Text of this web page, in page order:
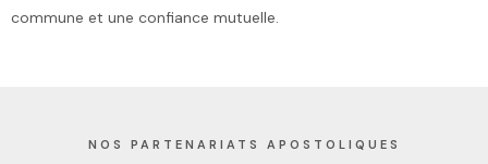
commune et une confiance mutuelle.
NOS PARTENARIATS APOSTOLIQUES